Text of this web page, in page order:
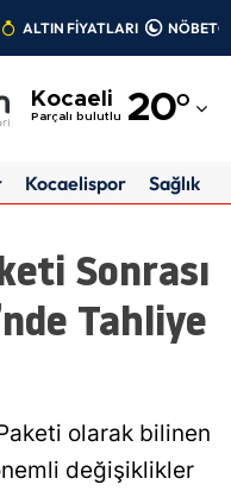
ALTIN FİYATLARI
Kocaeli
Parçalı bulutlu 20°
Adıyaman
Amasya
Ankara
Aydın
Kocaelispor Sağlık
Sonrası
Tahliye
olarak bilinen
değişiklikler